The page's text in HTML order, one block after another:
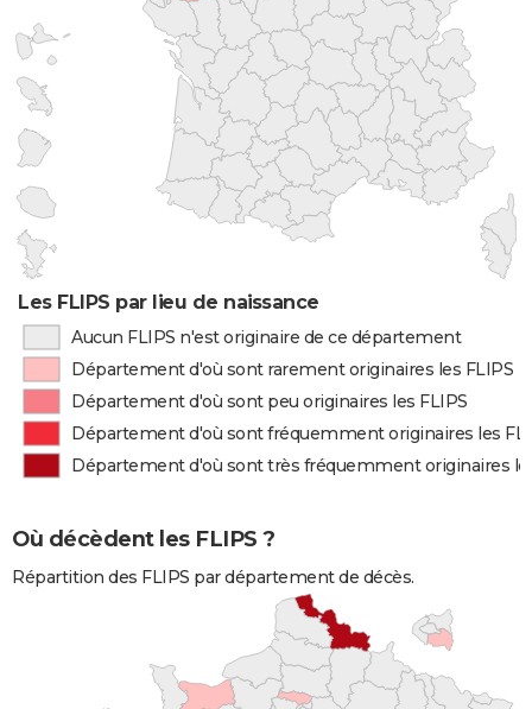
Les FLIPS par lieu de naissance
Aucun FLIPS n'est originaire de ce département
Département d'où sont rarement originaires les FLIPS
Département d'où sont peu originaires les FLIPS
Département d'où sont fréquemment originaires les
Département d'où sont très fréquemment originaires
Où décèdent les FLIPS ?
Répartition des FLIPS par département de décès.